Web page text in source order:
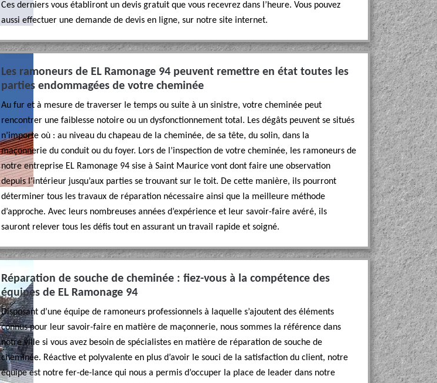
Ces derniers vous établiront un devis gratuit que vous recevrez dans l’heure. Vous pouvez
aussi effectuer une demande de devis en ligne, sur notre site internet.
Les ramoneurs de EL Ramonage 94 peuvent remettre en état toutes les
parties endommagées de votre cheminée
Au fur et à mesure de traverser le temps ou suite à un sinistre, votre cheminée peut
rencontrer une faiblesse notoire ou un dysfonctionnement total. Les dégâts peuvent se situés
n’importe où : au niveau du chapeau de la cheminée, de sa tête, du solin, dans la
maçonnerie du conduit ou du foyer. Lors de l’inspection de votre cheminée, les ramoneurs de
notre entreprise EL Ramonage 94 sise à Saint Maurice vont dont faire une observation
depuis l’intérieur jusqu’aux parties se trouvant sur le toit. De cette manière, ils pourront
déterminer tous les travaux de réparation nécessaire ainsi que la meilleure méthode
d’approche. Avec leurs nombreuses années d’expérience et leur savoir-faire avéré, ils
sauront relever tous les défis tout en assurant un travail rapide et soigné.
Réparation de souche de cheminée : fiez-vous à la compétence des
équipes de EL Ramonage 94
Disposant d’une équipe de ramoneurs professionnels à laquelle s’ajoutent des éléments
connus pour leur savoir-faire en matière de maçonnerie, nous sommes la référence dans
notre ville si vous avez besoin de spécialistes en matière de réparation de souche de
cheminée. Réactive et polyvalente en plus d’avoir le souci de la satisfaction du client, notre
équipe est notre fer-de-lance qui nous a permis d’occuper la place de leader dans notre